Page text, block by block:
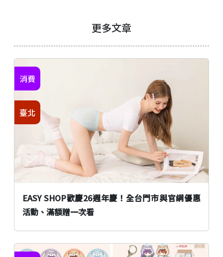
更多文章
EASY SHOP歡慶26週年慶！全台門市與官網優惠
活動、滿額贈一次看
消費
臺北